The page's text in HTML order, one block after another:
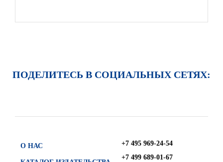
ПОДЕЛИТЕСЬ В СОЦИАЛЬНЫХ СЕТЯХ:
О НАС
+7 495 969-24-54
+7 499 689-01-67